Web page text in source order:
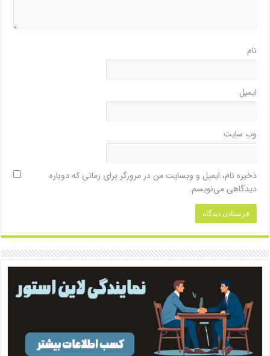
نام
ایمیل
وب‌ سایت
ذخیره نام، ایمیل و وبسایت من در مرورگر برای زمانی که دوباره
دیدگاهی می‌نویسم.